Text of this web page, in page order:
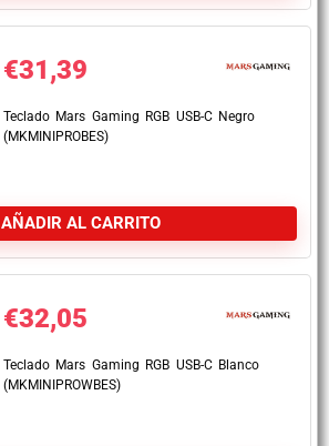
€31,39
Teclado Mars Gaming RGB USB-C Negro
(MKMINIPROBES)
AÑADIR AL CARRITO
€32,05
Teclado Mars Gaming RGB USB-C Blanco
(MKMINIPROWBES)